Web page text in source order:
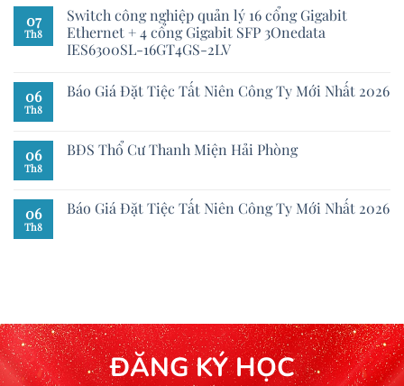
07
Th8
Switch công nghiệp quản lý 16 cổng Gigabit
Ethernet + 4 cổng Gigabit SFP 3Onedata
IES6300SL-16GT4GS-2LV
06
Th8
Báo Giá Đặt Tiệc Tất Niên Công Ty Mới Nhất 2026
06
Th8
BĐS Thổ Cư Thanh Miện Hải Phòng
06
Th8
Báo Giá Đặt Tiệc Tất Niên Công Ty Mới Nhất 2026
ĐĂNG KÝ HỌC